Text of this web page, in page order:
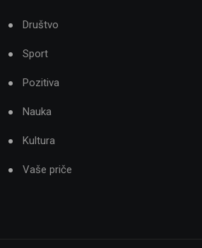
Društvo
Sport
Pozitiva
Nauka
Kultura
Vaše priče